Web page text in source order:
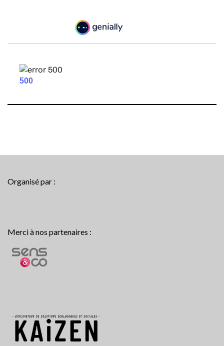
Organisé par :
Merci à nos partenaires :